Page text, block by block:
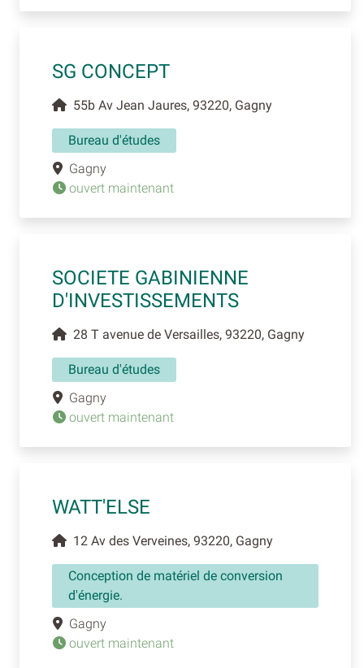
SG CONCEPT
55b Av Jean Jaures, 93220, Gagny
Bureau d'études
Gagny
ouvert maintenant
SOCIETE GABINIENNE
D'INVESTISSEMENTS
28 T avenue de Versailles, 93220, Gagny
Bureau d'études
Gagny
ouvert maintenant
WATT'ELSE
12 Av des Verveines, 93220, Gagny
Conception de matériel de conversion
d'énergie.
Gagny
ouvert maintenant